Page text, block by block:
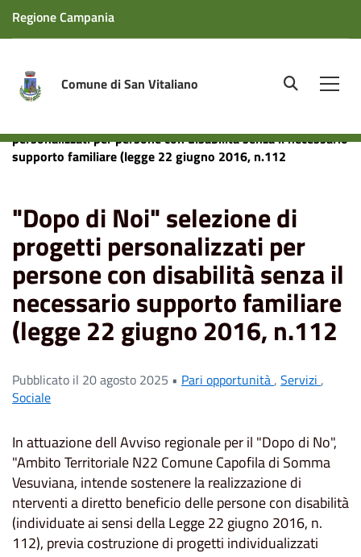
Regione Campania
Comune di San Vitaliano site.searc
personalizzati per persone con disabilità senza il necessario
supporto familiare (legge 22 giugno 2016, n.112
"Dopo di Noi" selezione di
progetti personalizzati per
persone con disabilità senza il
necessario supporto familiare
(legge 22 giugno 2016, n.112
Pubblicato il 20 agosto 2025 • Pari opportunità, Servizi ,
Sociale
In attuazione dell Avviso regionale per il "Dopo di No",
"Ambito Territoriale N22 Comune Capofila di Somma
Vesuviana, intende sostenere la realizzazione di
nterventi a diretto beneficio delle persone con disabilità
(individuate ai sensi della Legge 22 giugno 2016, n.
112), previa costruzione di progetti individualizzati